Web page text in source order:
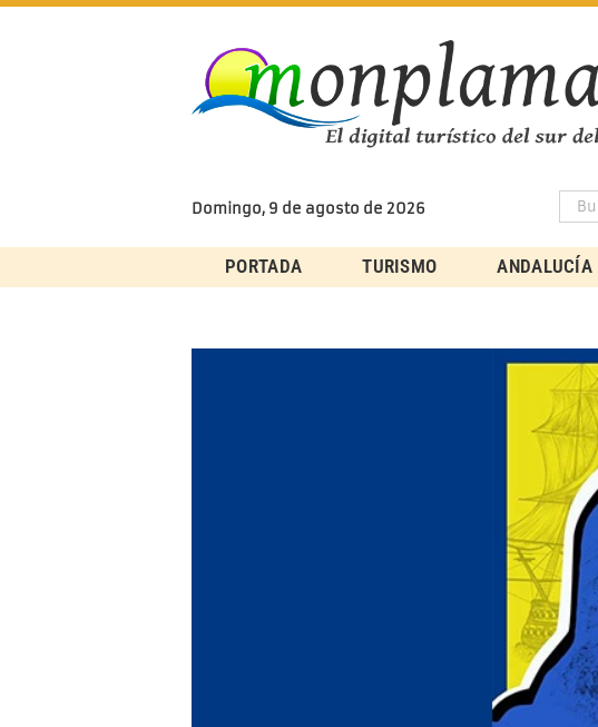
Skip
Domingo, 9 de agosto de 2026
PORTADA TURISMO ANDALUCÍA